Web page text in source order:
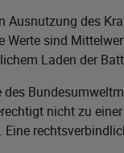
Ausnutzung des
Werte sind
Laden der
des
nicht zu